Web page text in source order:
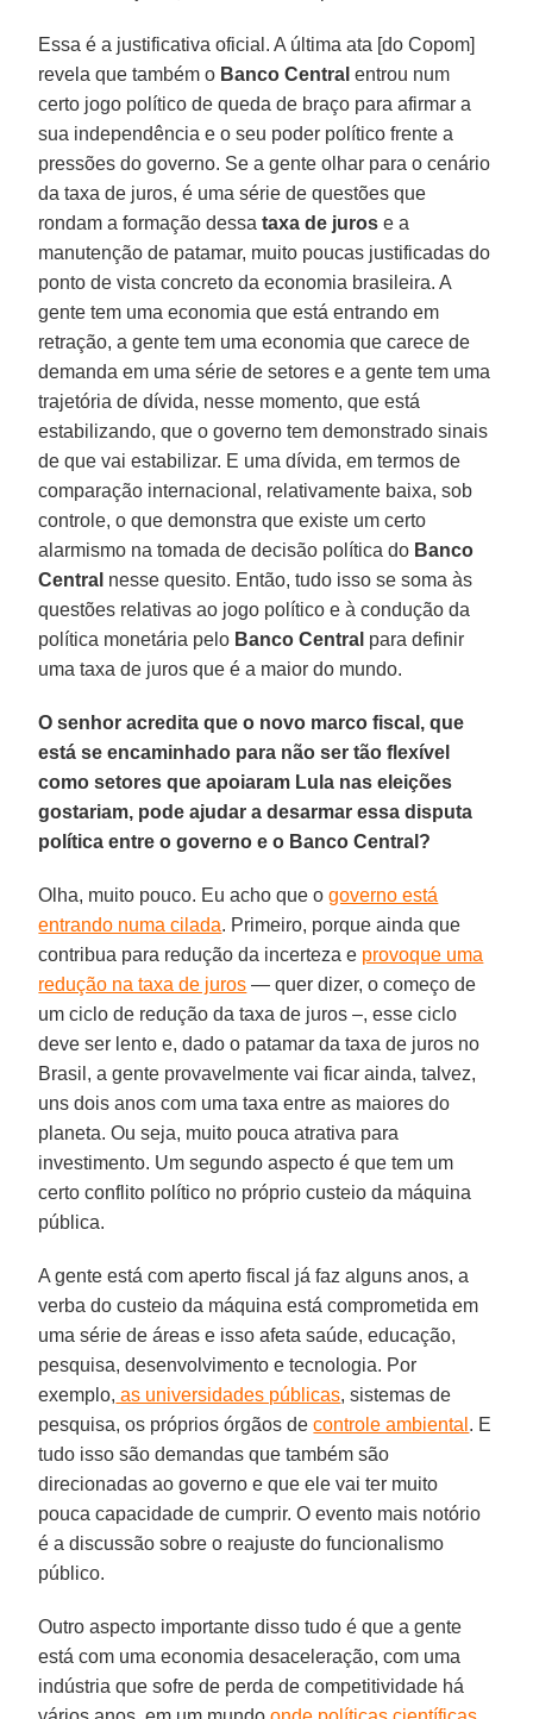
Essa é a justificativa oficial. A última ata [do Copom]
revela que também o Banco Central entrou num
certo jogo político de queda de braço para afirmar a
sua independência e o seu poder político frente a
pressões do governo. Se a gente olhar para o cenário
da taxa de juros, é uma série de questões que
rondam a formação dessa taxa de juros e a
manutenção de patamar, muito poucas justificadas do
ponto de vista concreto da economia brasileira. A
gente tem uma economia que está entrando em
retração, a gente tem uma economia que carece de
demanda em uma série de setores e a gente tem uma
trajetória de dívida, nesse momento, que está
estabilizando, que o governo tem demonstrado sinais
de que vai estabilizar. E uma dívida, em termos de
comparação internacional, relativamente baixa, sob
controle, o que demonstra que existe um certo
alarmismo na tomada de decisão política do Banco
Central nesse quesito. Então, tudo isso se soma às
questões relativas ao jogo político e à condução da
política monetária pelo Banco Central para definir
uma taxa de juros que é a maior do mundo.
O senhor acredita que o novo marco fiscal, que
está se encaminhado para não ser tão flexível
como setores que apoiaram Lula nas eleições
gostariam, pode ajudar a desarmar essa disputa
política entre o governo e o Banco Central?
Olha, muito pouco. Eu acho que ogoverno está
entrando numa cilada. Primeiro, porque ainda que
contribua para redução da incerteza e provoque uma
redução na taxa de juros — quer dizer, o começo de
um ciclo de redução da taxa de juros –, esse ciclo
deve ser lento e, dado o patamar da taxa de juros no
Brasil, a gente provavelmente vai ficar ainda, talvez,
uns dois anos com uma taxa entre as maiores do
planeta. Ou seja, muito pouca atrativa para
investimento. Um segundo aspecto é que tem um
certo conflito político no próprio custeio da máquina
pública.
A gente está com aperto fiscal já faz alguns anos, a
verba do custeio da máquina está comprometida em
uma série de áreas e isso afeta saúde, educação,
pesquisa, desenvolvimento e tecnologia. Por
exemplo, as universidades públicas, sistemas de
pesquisa, os próprios órgãos decontrole ambiental . E
tudo isso são demandas que também são
direcionadas ao governo e que ele vai ter muito
pouca capacidade de cumprir. O evento mais notório
é a discussão sobre o reajuste do funcionalismo
público.
Outro aspecto importante disso tudo é que a gente
está com uma economia desaceleração, com uma
indústria que sofre de perda de competitividade há